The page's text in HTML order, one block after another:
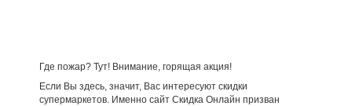
Где пожар? Тут! Внимание, горящая акция!
Если Вы здесь, значит, Вас интересуют скидки
супермаркетов. Именно сайт Скидка Онлайн призван